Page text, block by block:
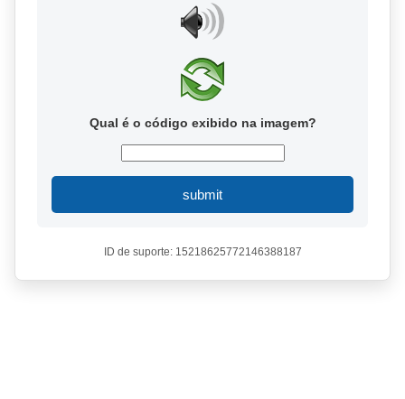
Qual é o código exibido na imagem?
submit
ID de suporte: 15218625772146388187